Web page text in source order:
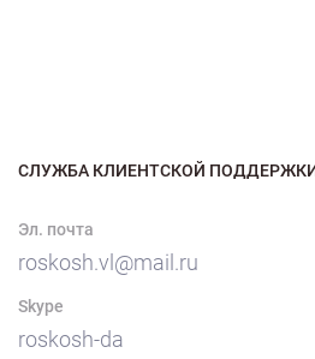
СЛУЖБА КЛИЕНТСКОЙ
Эл. почта
roskosh.vl@mail.ru
Skype
roskosh-da